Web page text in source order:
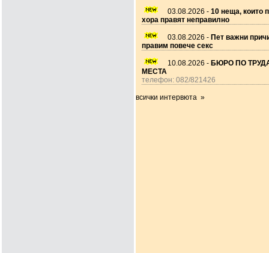
03.08.2026 - 10 неща, които
хора правят неправилно
03.08.2026 - Пет важни
правим повече секс
10.08.2026 - БЮРО ПО
МЕСТА
телефон: 082/821426
всички интервюта »